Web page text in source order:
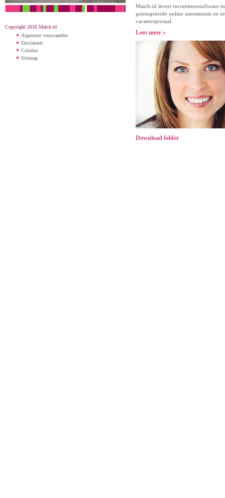
Copyright 2016 Match-id
Algemene voorwaarden
Disclaimer
Colofon
Sitemap
Match-id levert recruitmentsoftware
geïntegreerde online assessments en
vacatureportaal.
Lees meer »
Download folder